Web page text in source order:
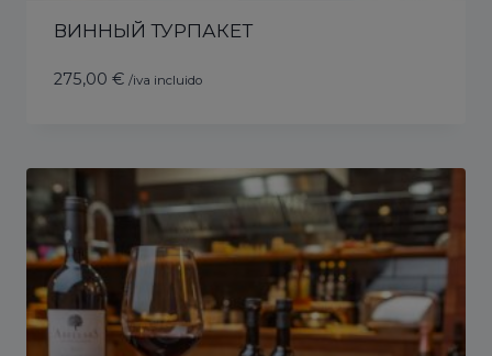
ВИННЫЙ ТУРПАКЕТ
275,00 € /iva incluido